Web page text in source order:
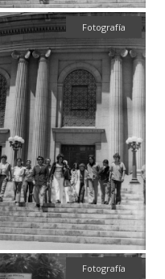
Fotografía
Fotografía